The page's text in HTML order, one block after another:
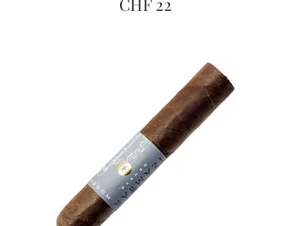
CHF 22